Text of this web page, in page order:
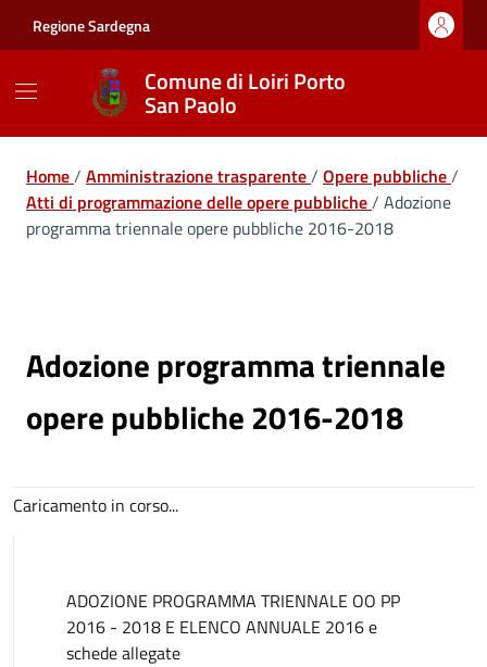
Regione Sardegna
Comune di Loiri Porto
San Paolo
Home/ Amministrazione trasparente/ Opere pubbliche/
Atti di programmazione delle opere pubbliche/ Adozione
programma triennale opere pubbliche 2016-2018
Adozione programma triennale
opere pubbliche 2016-2018
Caricamento in corso...
ADOZIONE PROGRAMMA TRIENNALE OO PP
2016 - 2018 E ELENCO ANNUALE 2016 e
schede allegate